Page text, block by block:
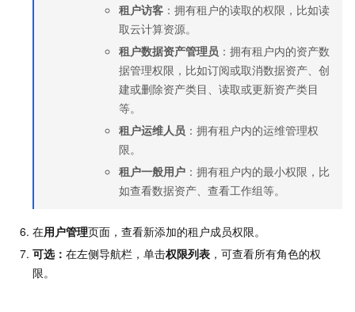
租户访客 ：拥有租户的读取的权限，比如读
取云计算资源。
租户数据资产管理员 ：拥有租户内的资产数
据管理权限，比如订阅或取消数据资产、创
建或删除资产类目、读取或更新资产类目
等。
租户运维人员 ：拥有租户内的运维管理权
限。
租户一般用户 ：拥有租户内的最小权限，比
如查看数据资产、查看工作组等。
在用户管理页面，查看新添加的租户成员权限。
可选： 在左侧导航栏，单击权限列表 ，可查看所有角色的权
限。